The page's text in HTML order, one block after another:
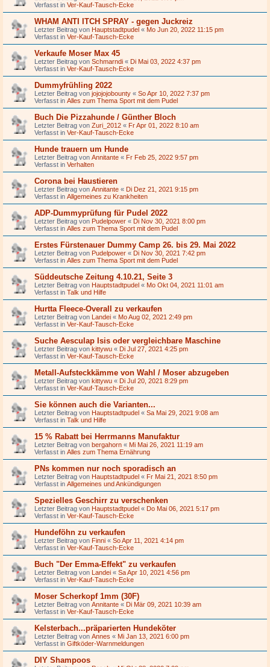
Verfasst in Ver-Kauf-Tausch-Ecke
WHAM ANTI ITCH SPRAY - gegen Juckreiz
Letzter Beitrag von Hauptstadtpudel « Mo Jun 20, 2022 11:15 pm
Verfasst in Ver-Kauf-Tausch-Ecke
Verkaufe Moser Max 45
Letzter Beitrag von Schmarndi « Di Mai 03, 2022 4:37 pm
Verfasst in Ver-Kauf-Tausch-Ecke
Dummyfrühling 2022
Letzter Beitrag von jojojojobounty « So Apr 10, 2022 7:37 pm
Verfasst in Alles zum Thema Sport mit dem Pudel
Buch Die Pizzahunde / Günther Bloch
Letzter Beitrag von Zuri_2012 « Fr Apr 01, 2022 8:10 am
Verfasst in Ver-Kauf-Tausch-Ecke
Hunde trauern um Hunde
Letzter Beitrag von Annitante « Fr Feb 25, 2022 9:57 pm
Verfasst in Verhalten
Corona bei Haustieren
Letzter Beitrag von Annitante « Di Dez 21, 2021 9:15 pm
Verfasst in Allgemeines zu Krankheiten
ADP-Dummyprüfung für Pudel 2022
Letzter Beitrag von Pudelpower « Di Nov 30, 2021 8:00 pm
Verfasst in Alles zum Thema Sport mit dem Pudel
Erstes Fürstenauer Dummy Camp 26. bis 29. Mai 2022
Letzter Beitrag von Pudelpower « Di Nov 30, 2021 7:42 pm
Verfasst in Alles zum Thema Sport mit dem Pudel
Süddeutsche Zeitung 4.10.21, Seite 3
Letzter Beitrag von Hauptstadtpudel « Mo Okt 04, 2021 11:01 am
Verfasst in Talk und Hilfe
Hurtta Fleece-Overall zu verkaufen
Letzter Beitrag von Landei « Mo Aug 02, 2021 2:49 pm
Verfasst in Ver-Kauf-Tausch-Ecke
Suche Aesculap Isis oder vergleichbare Maschine
Letzter Beitrag von kittywu « Di Jul 27, 2021 4:25 pm
Verfasst in Ver-Kauf-Tausch-Ecke
Metall-Aufsteckkämme von Wahl / Moser abzugeben
Letzter Beitrag von kittywu « Di Jul 20, 2021 8:29 pm
Verfasst in Ver-Kauf-Tausch-Ecke
Sie können auch die Varianten...
Letzter Beitrag von Hauptstadtpudel « Sa Mai 29, 2021 9:08 am
Verfasst in Talk und Hilfe
15 % Rabatt bei Herrmanns Manufaktur
Letzter Beitrag von bergahorn « Mi Mai 26, 2021 11:19 am
Verfasst in Alles zum Thema Ernährung
PNs kommen nur noch sporadisch an
Letzter Beitrag von Hauptstadtpudel « Fr Mai 21, 2021 8:50 pm
Verfasst in Allgemeines und Ankündigungen
Spezielles Geschirr zu verschenken
Letzter Beitrag von Hauptstadtpudel « Do Mai 06, 2021 5:17 pm
Verfasst in Ver-Kauf-Tausch-Ecke
Hundeföhn zu verkaufen
Letzter Beitrag von Finni « So Apr 11, 2021 4:14 pm
Verfasst in Ver-Kauf-Tausch-Ecke
Buch "Der Emma-Effekt" zu verkaufen
Letzter Beitrag von Landei « Sa Apr 10, 2021 4:56 pm
Verfasst in Ver-Kauf-Tausch-Ecke
Moser Scherkopf 1mm (30F)
Letzter Beitrag von Annitante « Di Mär 09, 2021 10:39 am
Verfasst in Ver-Kauf-Tausch-Ecke
Kelsterbach...präparierten Hundeköter
Letzter Beitrag von Annes « Mi Jan 13, 2021 6:00 pm
Verfasst in Giftköder-Warnmeldungen
DIY Shampoos